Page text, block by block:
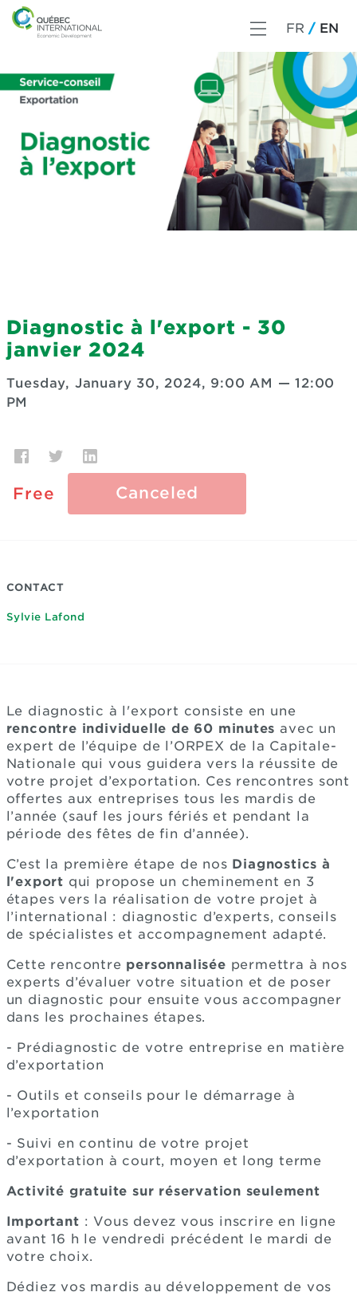
FR EN
Diagnostic à l'export - 30
janvier 2024
Tuesday, January 30, 2024, 9:00 AM —12:00
PM
Free Canceled
CONTACT
Sylvie Lafond
Le diagnostic à l'export consiste en une
rencontre individuelle de 60 minutes avec un
expert de l’équipe de l’ORPEX de la Capitale-
Nationale qui vous guidera vers la réussite de
votre projet d’exportation. Ces rencontres sont
offertes aux entreprises tous les mardis de
l’année (sauf les jours fériés et pendant la
période des fêtes de fin d’année).
C’est la première étape de nos Diagnostics à
l'export qui propose un cheminement en 3
étapes vers la réalisation de votre projet à
l’international : diagnostic d’experts, conseils
de spécialistes et accompagnement adapté.
Cette rencontre personnalisée permettra à nos
experts d’évaluer votre situation et de poser
un diagnostic pour ensuite vous accompagner
dans les prochaines étapes.
- Prédiagnostic de votre entreprise en matière
d’exportation
- Outils et conseils pour le démarrage à
l’exportation
- Suivi en continu de votre projet
d’exportation à court, moyen et long terme
Activité gratuite sur réservation seulement
Important : Vous devez vous inscrire en ligne
avant 16 h le vendredi précédent le mardi de
votre choix.
Dédiez vos mardis au développement de vos